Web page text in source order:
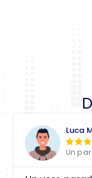
Luca

Un